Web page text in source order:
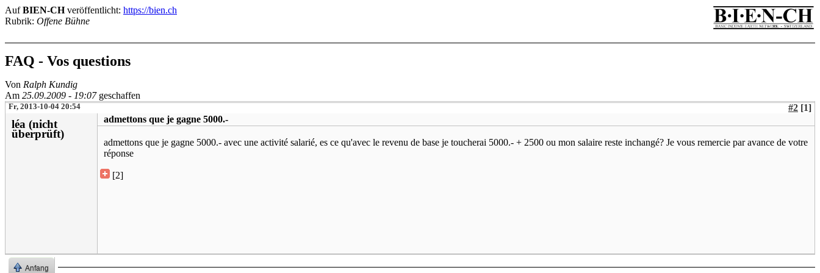
AufBIEN-CHveröffentlicht: https://bien.ch
Rubrik: Offene Bühne
FAQ - Vos questions
Von Ralph Kundig
Am 25.09.2009 - 19:07geschaffen
Fr, 2013-10-04 20:54 #2 [1]
léa (nicht
überprüft)
admettons que je gagne 5000.-
admettons que je gagne 5000.- avec une activité salarié, es ce qu'avec le revenu de base je toucherai 5000.- + 2500 ou mon salaire reste inchangé? Je vous remercie par avance de votre
réponse
[2]
Anfang